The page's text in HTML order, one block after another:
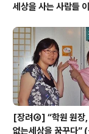
세상을 사는 사람들
[장려④] “학원 원장,
없는세상을 꿈꾸다”